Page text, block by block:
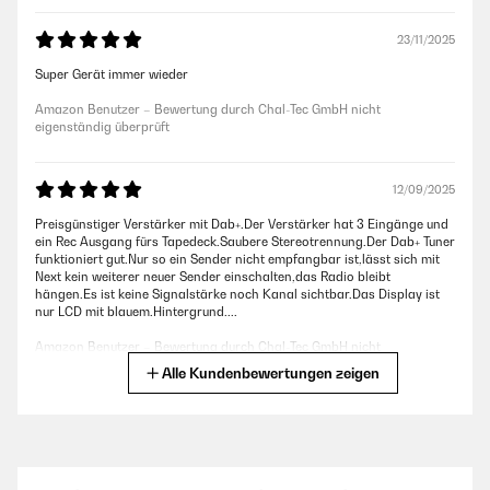
23/11/2025
Super Gerät immer wieder
Amazon Benutzer – Bewertung durch Chal-Tec GmbH nicht
eigenständig überprüft
12/09/2025
Preisgünstiger Verstärker mit Dab+.Der Verstärker hat 3 Eingänge und
ein Rec Ausgang fürs Tapedeck.Saubere Stereotrennung.Der Dab+ Tuner
funktioniert gut.Nur so ein Sender nicht empfangbar ist,lässt sich mit
Next kein weiterer neuer Sender einschalten,das Radio bleibt
hängen.Es ist keine Signalstärke noch Kanal sichtbar.Das Display ist
nur LCD mit blauem.Hintergrund....
Amazon Benutzer – Bewertung durch Chal-Tec GmbH nicht
eigenständig überprüftAlle Kundenbewertungen zeigen